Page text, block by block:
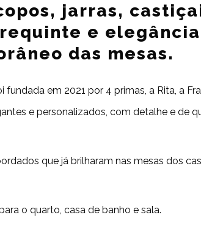
jarras,
e
das mesas.
em 2021 por 4 primas, a Rita, a
e personalizados, com detalhe e de
que já brilharam nas mesas dos
o quarto, casa de banho e sala.